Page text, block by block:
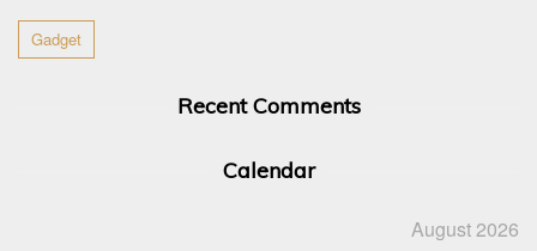
Gadget
Recent Comments
Calendar
August 2026